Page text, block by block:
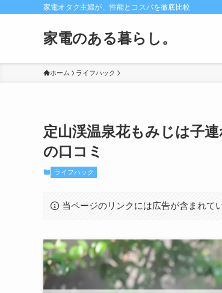
家電オタク主婦が、性能とコスパを徹底比較
家電のある暮らし。
ホーム ライフハック
定山渓温泉花もみじは子
の口コミ
ライフハック
当ページのリンクには広告が含まれて